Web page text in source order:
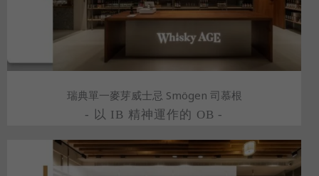
瑞典單一麥芽威士忌 Smögen 司慕根
- 以 IB 精神運作的 OB -